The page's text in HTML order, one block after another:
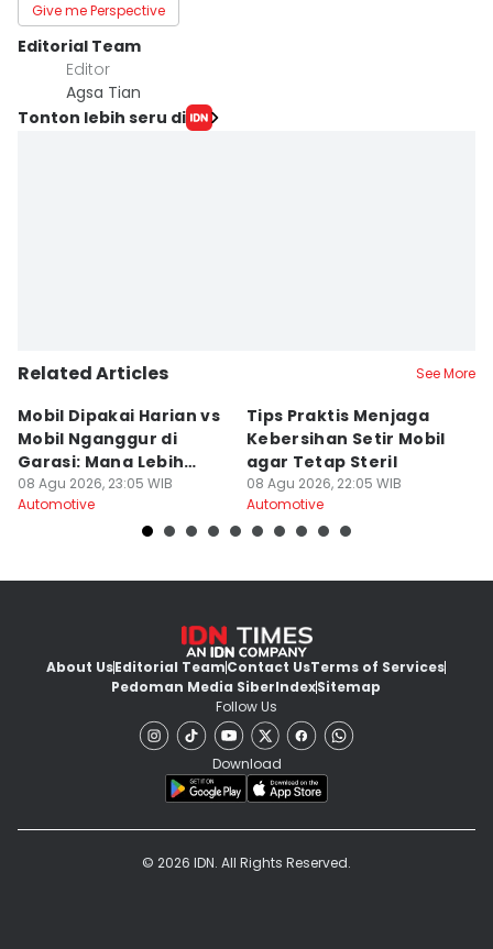
Give me Perspective
Editorial Team
Editor
Agsa Tian
Tonton lebih seru di
Related Articles See More
Mobil Dipakai Harian vs
Mobil Nganggur di
Garasi: Mana Lebih
Awet?
08 Agu 2026, 23:05 WIB
Automotive
Tips Praktis Menjaga
Kebersihan Setir Mobil
agar Tetap Steril
08 Agu 2026, 22:05 WIB
Automotive
About UsEditorial TeamContact UsTerms of Services
Pedoman Media SiberIndexSitemap
Follow Us
Download
© 2026 IDN. All Rights Reserved.